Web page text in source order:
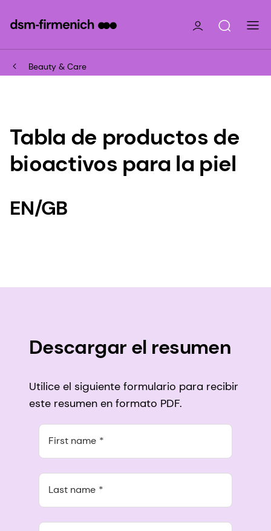
Beauty & Care
Tabla de productos de
bioactivos para la piel
EN/GB
Descargar el resumen
Utilice el siguiente formulario para recibir
este resumen en formato PDF.
First name
Last name